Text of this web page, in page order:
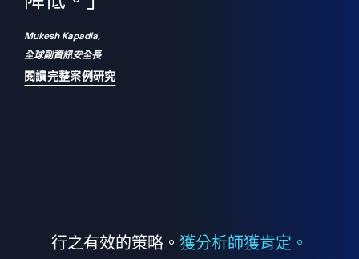
Mukesh Kapadia,
全球副資訊安全長
閱讀完整案例研究
行之有效的策略。 獲分析師獲肯定。